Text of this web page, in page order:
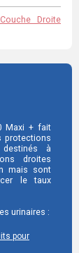
Droite
Maxi + fait
protections
à
droites
mais sont
le taux
urinaires :
pour